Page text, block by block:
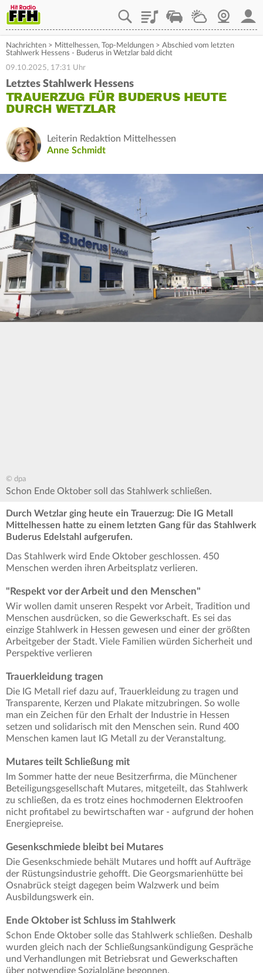
PlaylistStaupilotWetterWebcam
Nachrichten > Mittelhessen, Top-Meldungen > Abschied vom letzten
Stahlwerk Hessens - Buderus in Wetzlar bald dicht
09.10.2025, 17:31 Uhr
Letztes Stahlwerk Hessens
TRAUERZUG FÜR BUDERUS HEUTE
DURCH WETZLAR
Leiterin Redaktion Mittelhessen
Anne Schmidt
© dpa
Schon Ende Oktober soll das Stahlwerk schließen.
Durch Wetzlar ging heute ein Trauerzug: Die IG Metall
Mittelhessen hatte zu einem letzten Gang für das Stahlwerk
Buderus Edelstahl aufgerufen.
Das Stahlwerk wird Ende Oktober geschlossen. 450
Menschen werden ihren Arbeitsplatz verlieren.
"Respekt vor der Arbeit und den Menschen"
Wir wollen damit unseren Respekt vor Arbeit, Tradition und
Menschen ausdrücken, so die Gewerkschaft. Es sei das
einzige Stahlwerk in Hessen gewesen und einer der größten
Arbeitgeber der Stadt. Viele Familien würden Sicherheit und
Perspektive verlieren
Trauerkleidung tragen
Die IG Metall rief dazu auf, Trauerkleidung zu tragen und
Transparente, Kerzen und Plakate mitzubringen. So wolle
man ein Zeichen für den Erhalt der Industrie in Hessen
setzen und solidarisch mit den Menschen sein. Rund 400
Menschen kamen laut IG Metall zu der Veranstaltung.
Mutares teilt Schließung mit
Im Sommer hatte der neue Besitzerfirma, die Münchener
Beteiligungsgesellschaft Mutares, mitgeteilt, das Stahlwerk
zu schließen, da es trotz eines hochmodernen Elektroofen
nicht profitabel zu bewirtschaften war - aufgrund der hohen
Energiepreise.
Gesenkschmiede bleibt bei Mutares
Die Gesenkschmiede behält Mutares und hofft auf Aufträge
der Rüstungsindustrie gehofft. Die Georgsmarienhütte bei
Osnabrück steigt dagegen beim Walzwerk und beim
Ausbildungswerk ein.
Ende Oktober ist Schluss im Stahlwerk
Schon Ende Oktober solle das Stahlwerk schließen. Deshalb
wurden gleich nach der Schließungsankündigung Gespräche
und Verhandlungen mit Betriebsrat und Gewerkschaften
über notwendige Sozialpläne begonnen.